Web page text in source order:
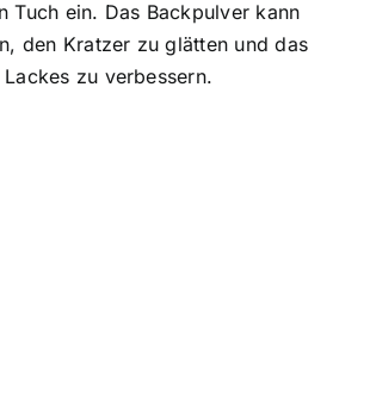
Tuch ein. Das Backpulver kann
den Kratzer zu glätten und das
Lackes zu verbessern.